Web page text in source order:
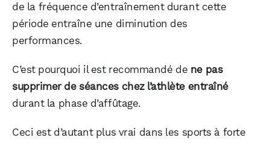
de la fréquence d’entraînement durant cette
période entraîne une diminution des
performances.
C’est pourquoi il est recommandé de ne pas
supprimer de séances chez l’athlète entraîné
durant la phase d’affûtage.
Ceci est d’autant plus vrai dans les sports à forte